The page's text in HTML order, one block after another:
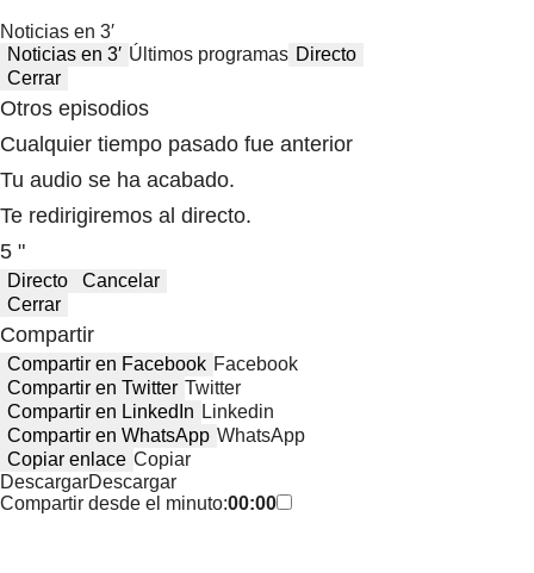
Noticias en 3′
Noticias en 3′ Últimos programas Directo
Cerrar
Otros episodios
Cualquier tiempo pasado fue anterior
Tu audio se ha acabado.
Te redirigiremos al directo.
5 "
Directo
Cancelar
Cerrar
Compartir
Compartir en Facebook Facebook
Compartir en Twitter Twitter
Compartir en LinkedIn Linkedin
Compartir en WhatsApp WhatsApp
Copiar enlace Copiar
DescargarDescargar
Compartir desde el minuto:00:00